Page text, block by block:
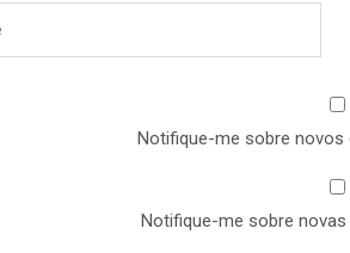
Notifique-me sobre
Notifique-me sobre